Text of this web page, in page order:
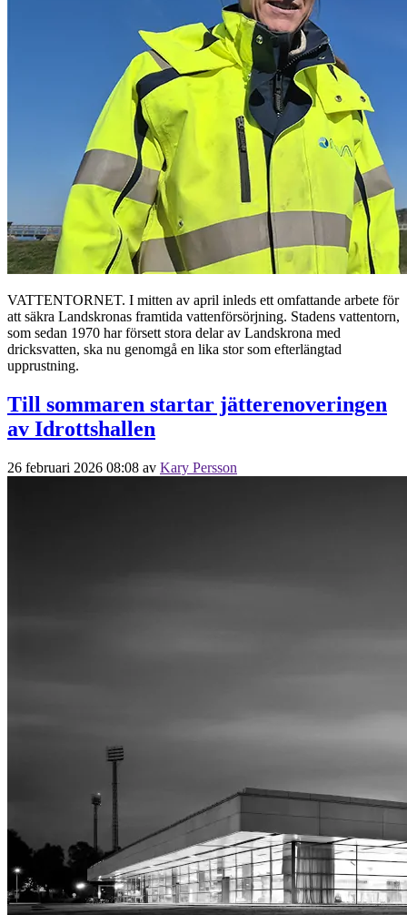
VATTENTORNET. I mitten av april inleds ett omfattande arbete för
att säkra Landskronas framtida vattenförsörjning. Stadens vattentorn,
som sedan 1970 har försett stora delar av Landskrona med
dricksvatten, ska nu genomgå en lika stor som efterlängtad
upprustning.
Till sommaren startar jätterenoveringen
av Idrottshallen
26 februari 2026 08:08 av Kary Persson